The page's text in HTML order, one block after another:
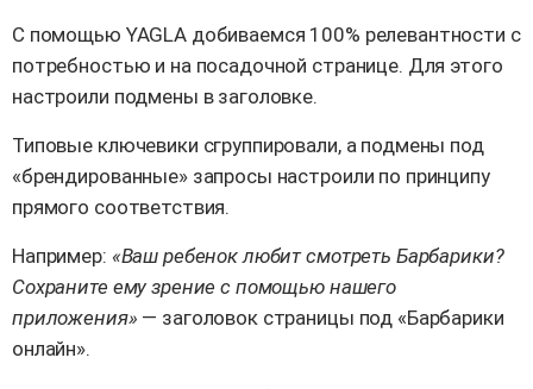
С помощью YAGLA добиваемся 100% релевантности с
потребностью и на посадочной странице. Для этого
настроили подмены в заголовке.
Типовые ключевики сгруппировали, а подмены под
«брендированные» запросы настроили по принципу
прямого соответствия.
Например: «Ваш ребенок любит смотреть Барбарики?
Сохраните ему зрение с помощью нашего
приложения» — заголовок страницы под «Барбарики
онлайн».